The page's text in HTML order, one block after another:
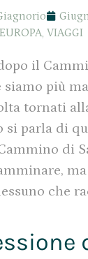
EUROPA, VIAGGI
il
siamo più
tornati
si parla di
di
che